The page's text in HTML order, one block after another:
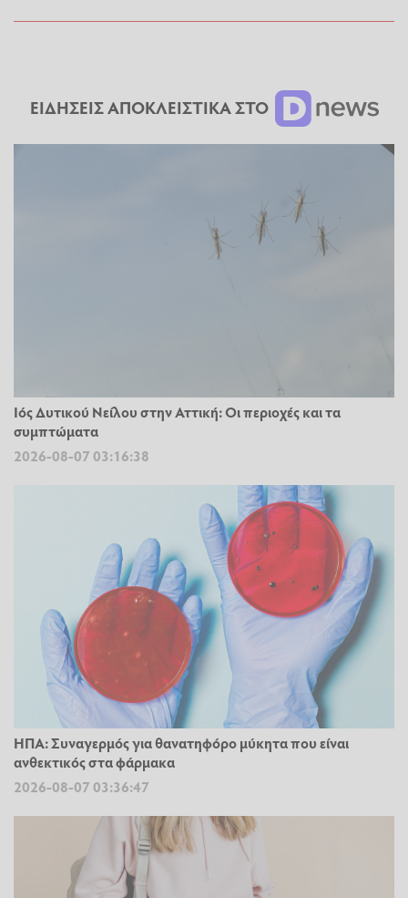
ΕΙΔΗΣΕΙΣ ΑΠΟΚΛΕΙΣΤΙΚΑ ΣΤΟ
Ιός Δυτικού Νείλου στην Αττική: Οι περιοχές και τα
συμπτώματα
2026-08-07 03:16:38
ΗΠΑ: Συναγερμός για θανατηφόρο μύκητα που είναι
ανθεκτικός στα φάρμακα
2026-08-07 03:36:47